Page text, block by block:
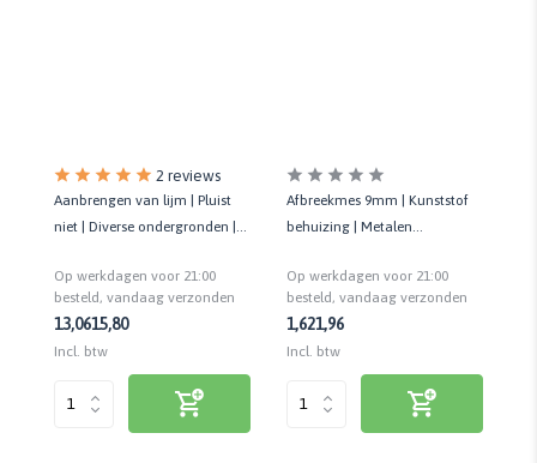
2 reviews
Aanbrengen van lijm | Pluist
niet | Diverse ondergronden |
Op werkdagen voor 21:00
besteld, vandaag verzonden
13,0615,80
Incl. btw
Afbreekmes 9mm | Kunststof
behuizing | Metalen
veiligheidsslot
Op werkdagen voor 21:00
besteld, vandaag verzonden
1,621,96
Incl. btw